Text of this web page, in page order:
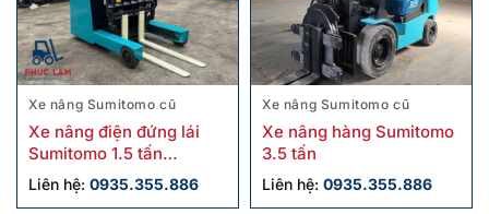
Xe nâng Sumitomo cũ
Xe nâng điện đứng lái
Sumitomo 1.5 tấn
6FBR15SXII cũ
Liên hệ: 0935.355.886
Xe nâng Sumitomo cũ
Xe nâng hàng Sumitomo
3.5 tấn
Liên hệ: 0935.355.886